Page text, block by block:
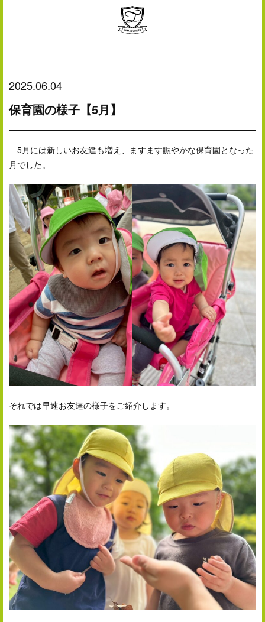
2025.06.04
保育園の様子【5月】
5月には新しいお友達も増え、ますます賑やかな保育園となった
月でした。
それでは早速お友達の様子をご紹介します。